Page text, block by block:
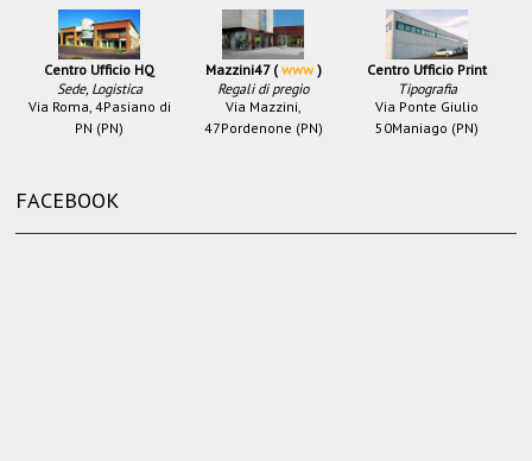
Centro Ufficio HQ
Sede, Logistica
Via Roma, 4Pasiano di
PN (PN)
Mazzini47 (www)
Regali di pregio
Via Mazzini,
47Pordenone (PN)
Centro Ufficio Print
Tipografia
Via Ponte Giulio
50Maniago (PN)
FACEBOOK